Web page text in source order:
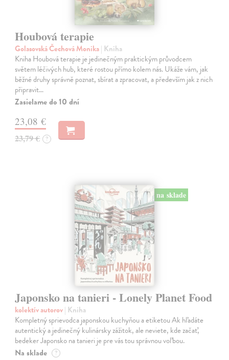
Houbová terapie
Golasovská Čechová Monika| Kniha
Kniha Houbová terapie je jedinečným praktickým průvodcem
světem léčivých hub, které rostou přímo kolem nás. Ukáže vám, jak
běžné druhy správně poznat, sbírat a zpracovat, a především jak z nich
připravit…
Zasielame do 10 dní
23,08 €
23,79 € ?
na sklade
Japonsko na tanieri - Lonely Planet Food
kolektív autorov| Kniha
Kompletný sprievodca japonskou kuchyňou a etiketou Ak hľadáte
autentický a jedinečný kulinársky zážitok, ale neviete, kde začať,
bedeker Japonsko na tanieri je pre vás tou správnou voľbou.
Na sklade ?